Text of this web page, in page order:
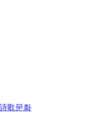
歌문화